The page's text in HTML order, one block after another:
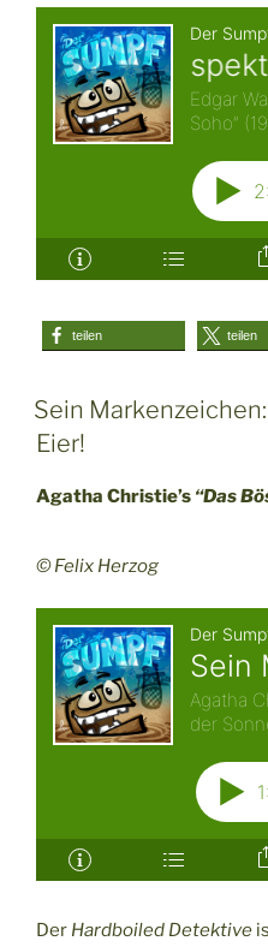
teilen teilen
Sein
Eier!
Agatha Christie’s “Das
© Felix Herzog
Der Hardboiled Detektive